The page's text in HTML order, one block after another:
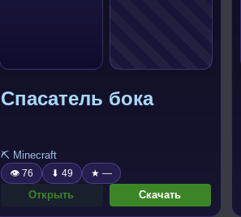
Спасатель бока
⛏️ Minecraft
👁 76 ⬇ 49 ★ —
Открыть Скачать